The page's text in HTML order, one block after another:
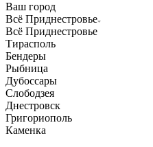
Ваш город
Всё Приднестровье
Всё Приднестровье
Тирасполь
Бендеры
Рыбница
Дубоссары
Слободзея
Днестровск
Григориополь
Каменка